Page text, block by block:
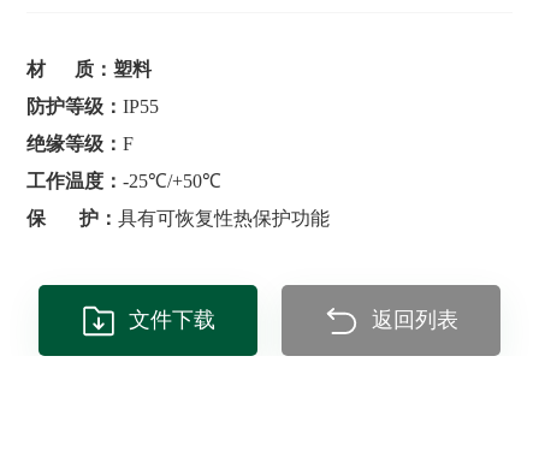
材 质：塑料
防护等级：IP55
绝缘等级：F
工作温度：-25℃/+50℃
保 护：具有可恢复性热保护功能
文件下载 返回列表